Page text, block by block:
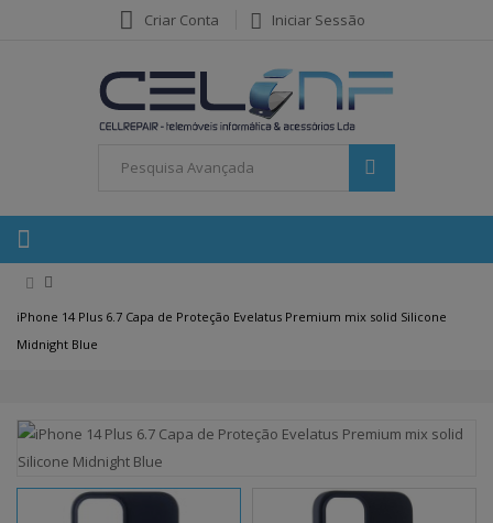
Criar Conta Iniciar Sessão
iPhone 14 Plus 6.7 Capa de Proteção Evelatus Premium mix solid Silicone
Midnight Blue